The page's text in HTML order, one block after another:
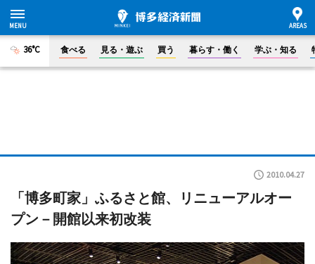
36°C 食べる 見る・遊ぶ 買う 暮らす・働く 学ぶ・知る
2010.04.27
「博多町家」ふるさと館、リニューアルオー
プン－開館以来初改装